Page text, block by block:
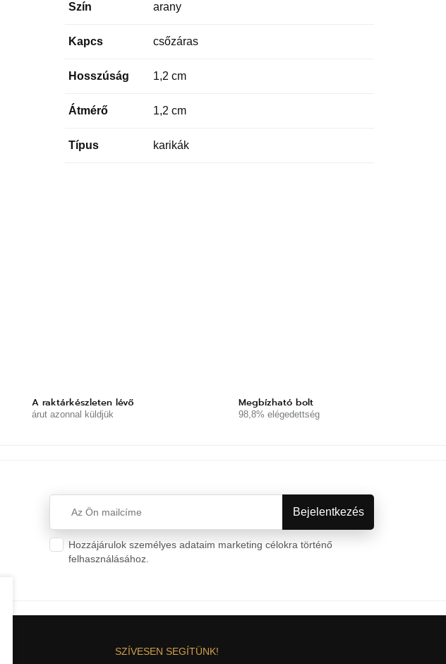
Szín arany
Kapcs csőzáras
Hosszúság 1,2 cm
Átmérő 1,2 cm
Típus karikák
A raktárkészleten lévő
árut azonnal küldjük
Megbízható bolt
98,8% elégedettség
Hozzájárulok személyes adataim marketing célokra történő
felhasználásához.
SZÍVESEN SEGÍTÜNK!